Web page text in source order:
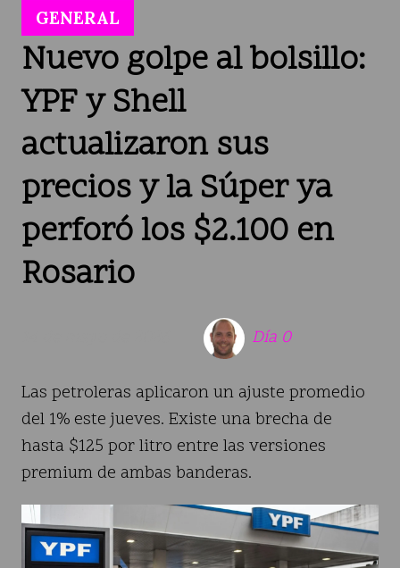
Nuevo golpe al bolsillo:
YPF y Shell
actualizaron sus
precios y la Súper ya
perforó los $2.100 en
Rosario
Las petroleras aplicaron un ajuste promedio
del 1% este jueves. Existe una brecha de
hasta $125 por litro entre las versiones
premium de ambas banderas.
GENERAL
Día 0